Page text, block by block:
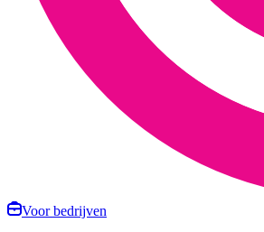
Voor bedrijven